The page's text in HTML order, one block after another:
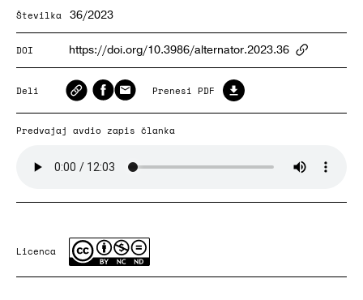
Številka 36/2023
DOI https://doi.org/10.3986/alternator.2023.36
Deli Prenesi PDF
Predvajaj avdio zapis članka
Licenca